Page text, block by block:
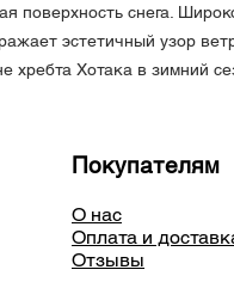
поверхность снега.
эстетичный узор
хребта Хотака в зимний
Покупателям
О нас
Оплата и
Отзывы